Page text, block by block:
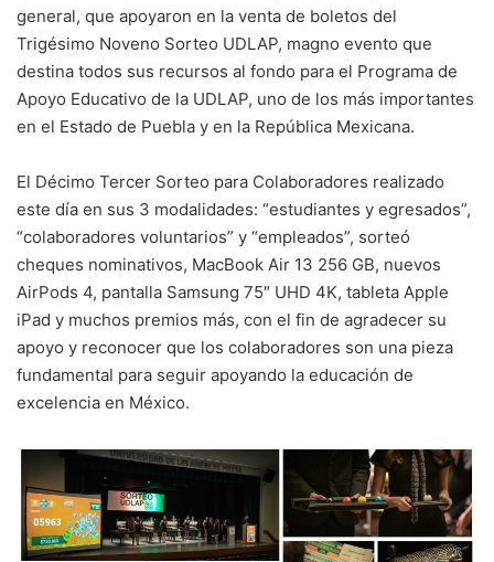
general, que apoyaron en la venta de boletos del
Trigésimo Noveno Sorteo UDLAP, magno evento que
destina todos sus recursos al fondo para el Programa de
Apoyo Educativo de la UDLAP, uno de los más importantes
en el Estado de Puebla y en la República Mexicana.
El Décimo Tercer Sorteo para Colaboradores realizado
este día en sus 3 modalidades: “estudiantes y egresados”,
“colaboradores voluntarios” y “empleados”, sorteó
cheques nominativos, MacBook Air 13 256 GB, nuevos
AirPods 4, pantalla Samsung 75″ UHD 4K, tableta Apple
iPad y muchos premios más, con el fin de agradecer su
apoyo y reconocer que los colaboradores son una pieza
fundamental para seguir apoyando la educación de
excelencia en México.